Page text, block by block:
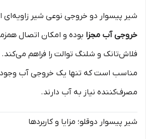
شیر پیسوار دو خروجی نوعی شیر زاویه‌ای
خروجی آب مجزا بوده و امکان اتصال
فلاش‌تانک و شلنگ توالت را فراهم
مناسب است که تنها یک خروجی آب وجود
مصرف‌کننده نیاز به آب دارند.
شیر پیسوار دوقلو؛ مزایا و کاربردها